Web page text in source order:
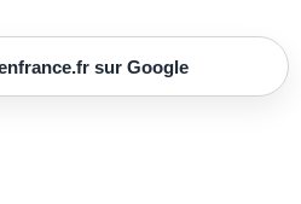
sur Google